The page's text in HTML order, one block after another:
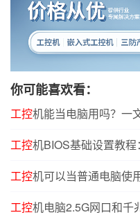
你可能喜欢看：
工控机能当电脑用吗？一
工控机BIOS基础设置教
工控机可以当普通电脑使
工控机电脑2.5G网口和千